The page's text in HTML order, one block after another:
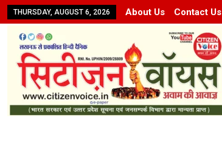
THURSDAY, AUGUST 6, 2026 About Us Contact Us